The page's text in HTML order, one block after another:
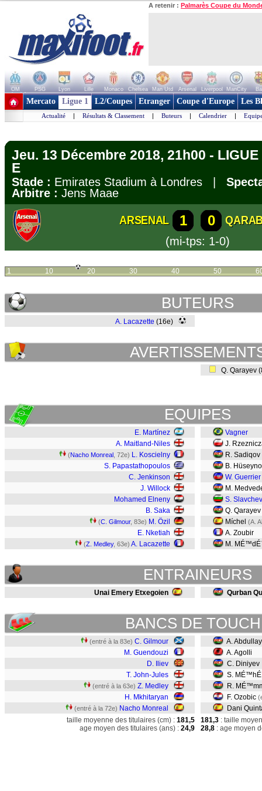
A retenir : Palmarès Coupe du
OM PSG Lyon Lille Monaco Chelsea Man Utd Arsenal Liverpool ManCity
+ de clubs
Mercato Ligue 1 L2/Coupes Etranger Coupe d'Europe Les
Actualité | Résultats & Classement | Buteurs | Calendrier |
Jeu. 13 Décembre 2018, 21h00 -
E
Stade : Emirates Stadium à Londres |
Arbitre : Jens Maae
ARSENAL 1 0
(mi-tps: 1-0)
1 10 20 30 40 50
BUTEURS
A. Lacazette (16e)
Q. Qarayev
EQUIPES
E. Martínez
A. Maitland-Niles
(Nacho Monreal , 72e) L. Koscielny
S. Papastathopoulos
C. Jenkinson
J. Willock
Mohamed Elneny
B. Saka
(C. Gilmour, 83e) M. Özil
E. Nketiah
(Z. Medley, 63e) A. Lacazette
Vagner
J.
R. Sadiqov
B.
W. Guerrier
M.
S. Slavchev
Q. Qarayev
Míchel (A.
A. Zoubir
M.
ENTRAINEURS
Unai Emery Etxegoien Qurban
BANCS DE
(entré à la 83e) C. Gilmour
M. Guendouzi
D. Iliev
T. John-Jules
(entré à la 63e) Z. Medley
H. Mkhitaryan
(entré à la 72e) Nacho Monreal
A.
A. Agolli
C. Diniyev
S.
R.
F. Ozobic
Dani
taille moyenne des titulaires (cm) : 181,5
age moyen des titulaires (ans) : 24,9
181,3 : taille
28,8 : age moyen